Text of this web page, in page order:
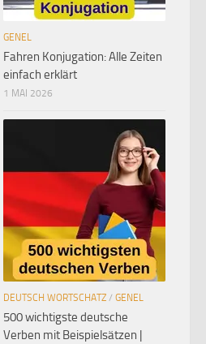
GENEL
Fahren Konjugation: Alle Zeiten
einfach erklärt
1 MAI 2026
DEUTSCH WORTSCHATZ / GENEL
500 wichtigste deutsche
Verben mit Beispielsätzen |